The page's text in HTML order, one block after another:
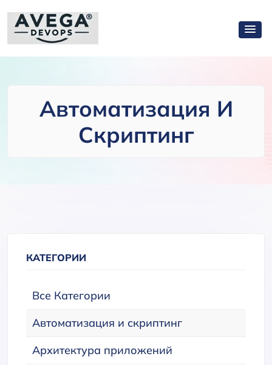
Автоматизация И
Скриптинг
КАТЕГОРИИ
Все Категории
Автоматизация и скриптинг
Архитектура приложений